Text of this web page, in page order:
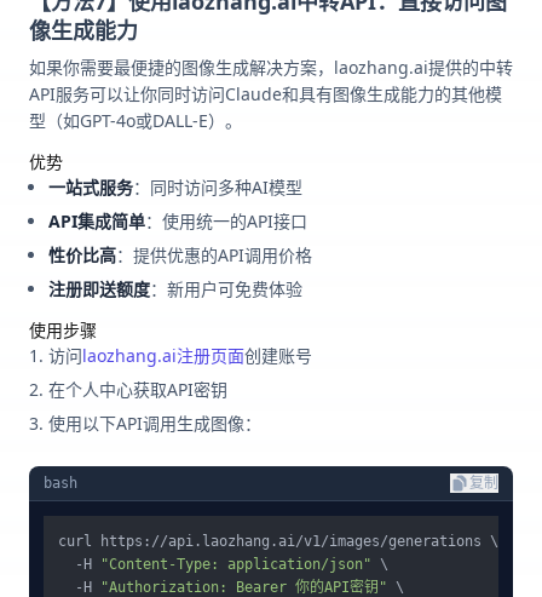
像生成能力
如果你需要最便捷的图像生成解决方案，laozhang.ai提供的中转
API服务可以让你同时访问Claude和具有图像生成能力的其他模
型（如GPT-4o或DALL-E）。
优势
一站式服务：同时访问多种AI模型
API集成简单：使用统一的API接口
性价比高：提供优惠的API调用价格
注册即送额度：新用户可免费体验
使用步骤
访问laozhang.ai注册页面创建账号
在个人中心获取API密钥
使用以下API调用生成图像：
bash 复制
curl https://api.laozhang.ai/v1/images/generations \
  -H
"Content-Type: application/json" \
  -H
"Authorization: Bearer 你的API密钥" \